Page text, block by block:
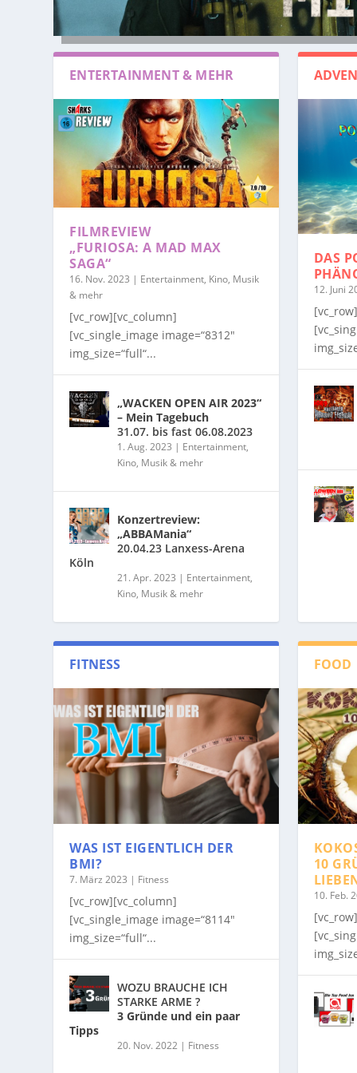
ENTERTAINMENT & MEHR
FILMREVIEW
„FURIOSA: A MAD MAX
SAGA“
16. Nov. 2023 | Entertainment, Kino, Musik
& mehr
[vc_row][vc_column]
[vc_single_image image=“8312″
img_size=“full“...
„WACKEN OPEN AIR 2023“
– Mein Tagebuch
31.07. bis fast 06.08.2023
1. Aug. 2023 | Entertainment,
Kino, Musik & mehr
Konzertreview:
„ABBAMania“
20.04.23 Lanxess-Arena
Köln
21. Apr. 2023 | Entertainment,
Kino, Musik & mehr
DAS
12. Juni
FITNESS
WAS IST EIGENTLICH DER
BMI?
7. März 2023 | Fitness
[vc_row][vc_column]
[vc_single_image image=“8114″
img_size=“full“...
WOZU BRAUCHE ICH
STARKE ARME ?
3 Gründe und ein paar
Tipps
20. Nov. 2022 | Fitness
FOOD
10
10. Feb.